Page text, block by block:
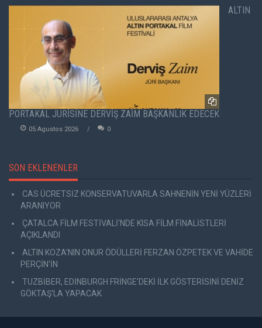
ALTIN
PORTAKAL JÜRİSİNE DERVİŞ ZAİM BAŞKANLIK EDECEK
05 Agustos 2026 0
SON EKLENENLER
CAS ÜCRETSİZ KONSERVATUVARLA SAHNENİN YENİ YÜZLERİ
ARANIYOR
ÇATALCA FİLM FESTİVALİ'NDE KISA FİLM FİNALİSTLERİ
AÇIKLANDI
ALTIN KOZA'NIN ONUR ÖDÜLLERİ FERZAN ÖZPETEK VE VAHİDE
PERÇİN'İN
TUZBİBER, EDİNBURGH FRİNGE'DEKİ İLK GÖSTERİSİNİ DENİZ
GÖKTAŞ'LA YAPACAK